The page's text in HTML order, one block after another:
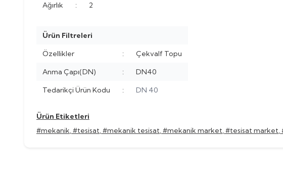
Ağırlık
: 2
Ürün Filtreleri
Özellikler
:
Çekvalf Topu
Anma Çapı(DN)
:
DN40
Tedarikçi Ürün Kodu
: DN 40
Ürün Etiketleri
#mekanik,#tesisat,#mekanik tesisat,#mekanik market,#tesisat market,